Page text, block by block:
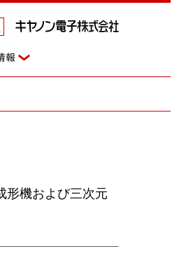
報
形機および三次元